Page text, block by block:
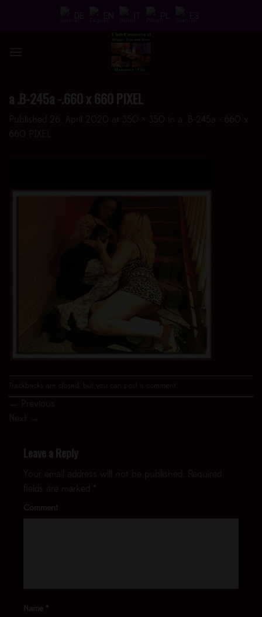
a .B-245a -.660 x 660 PIXEL
Published 26. April 2020 at
a .B-245a -.660 x
660 PIXEL
Trackbacks are closed, but you can post a comment
←
Previous
Next
→
Leave a Reply
Your email address will not be published.
Required
fields are marked
*
Comment
Name *